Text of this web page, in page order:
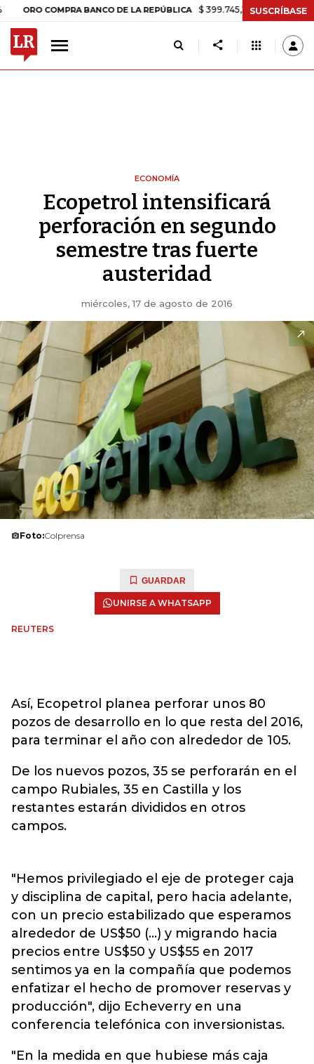
COMPRA BANCO DE LA REPÚBLICA $ 399.745,16 +$ 2.295,71 +0,58%
SUSCRÍBASE
ECONOMÍA
Ecopetrol intensificará
perforación en segundo
semestre tras fuerte
austeridad
miércoles, 17 de agosto de 2016
Foto:Colprensa
GUARDAR
UNIRSE A WHATSAPP
REUTERS
Así, Ecopetrol planea perforar unos 80
pozos de desarrollo en lo que resta del 2016,
para terminar el año con alrededor de 105.
De los nuevos pozos, 35 se perforarán en el
campo Rubiales, 35 en Castilla y los
restantes estarán divididos en otros
campos.
"Hemos privilegiado el eje de proteger caja
y disciplina de capital, pero hacia adelante,
con un precio estabilizado que esperamos
alrededor de US$50 (...) y migrando hacia
precios entre US$50 y US$55 en 2017
sentimos ya en la compañía que podemos
enfatizar el hecho de promover reservas y
producción", dijo Echeverry en una
conferencia telefónica con inversionistas.
"En la medida en que hubiese más caja